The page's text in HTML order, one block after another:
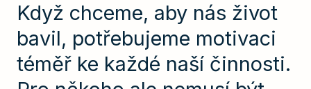
Když chceme, aby nás život
bavil, potřebujeme motivaci
téměř ke každé naší činnosti.